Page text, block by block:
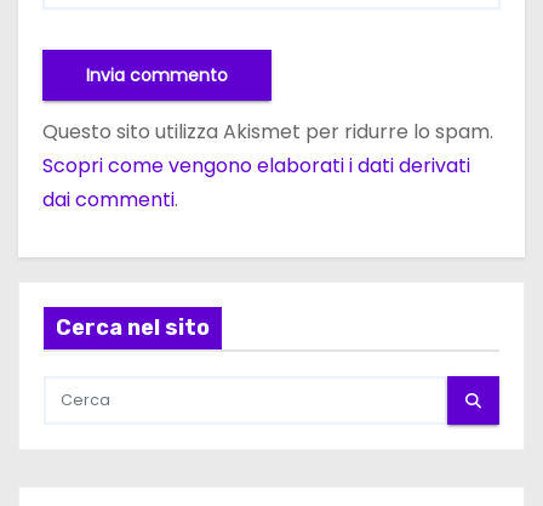
Questo sito utilizza Akismet per ridurre lo spam.
Scopri come vengono elaborati i dati derivati
dai commenti.
Cerca nel sito